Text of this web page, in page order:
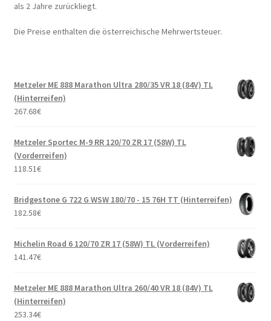
als 2 Jahre zurückliegt.
Die Preise enthalten die österreichische Mehrwertsteuer.
Metzeler ME 888 Marathon Ultra 280/35 VR 18 (84V) TL
(Hinterreifen)
267.68€
Metzeler Sportec M-9 RR 120/70 ZR 17 (58W) TL
(Vorderreifen)
118.51€
Bridgestone G 722 G WSW 180/70 - 15 76H TT (Hinterreifen)
182.58€
Michelin Road 6 120/70 ZR 17 (58W) TL (Vorderreifen)
141.47€
Metzeler ME 888 Marathon Ultra 260/40 VR 18 (84V) TL
(Hinterreifen)
253.34€